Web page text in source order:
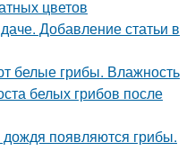
цветов
Добавление статьи в
белые грибы. Влажность
белых грибов после
дождя появляются грибы.